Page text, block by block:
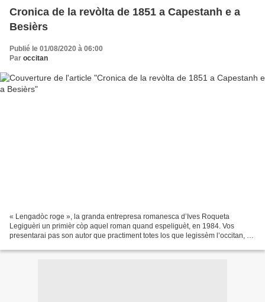
Cronica de la revòlta de 1851 a Capestanh e a
Besièrs
Publié le 01/08/2020 à 06:00
Par occitan
« Lengadòc roge », la granda entrepresa romanesca d’Ives Roqueta
Legiguèri un primièr còp aquel roman quand espeliguèt, en 1984. Vos
presentarai pas son autor que practiment totes los que legissèm l’occitan, e